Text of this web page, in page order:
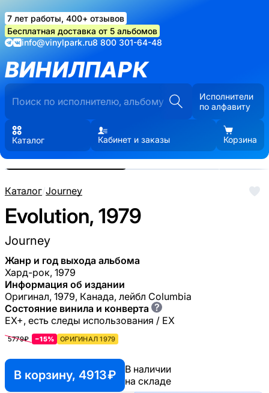
7 лет работы, 400+ отзывов
Бесплатная доставка от 5 альбомов
info@vinylpark.ru8 800 301-64-48
ВИНИЛПАРК
Исполнители
по алфавиту
Каталог Кабинет и заказы Корзина
Каталог/Journey
Evolution, 1979
Journey
Жанр и год выхода альбома
Хард-рок, 1979
Информация об издании
Оригинал, 1979, Канада, лейбл Columbia
Состояние винила и конверта ?
EX+, есть следы использования / EX
5779₽ −15% ОРИГИНАЛ 1979
В корзину, 4913 ₽
В наличии
на складе
Реальные фото пластинки.
Нажмите, чтобы увеличить